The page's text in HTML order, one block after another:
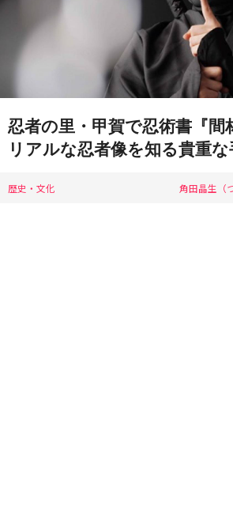
忍者の里・甲賀で忍術書『間
リアルな忍者像を知る貴重
歴史・文化 角田晶生（